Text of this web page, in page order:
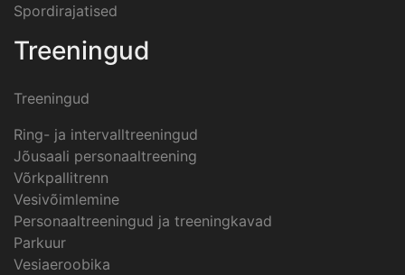
Spordirajatised
Treeningud
Treeningud
Ring- ja intervalltreeningud
Jõusaali personaaltreening
Võrkpallitrenn
Vesivõimlemine
Personaaltreeningud ja treeningkavad
Parkuur
Vesiaeroobika